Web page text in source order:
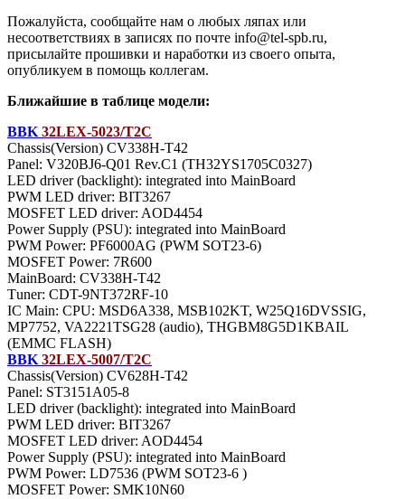
Пожалуйста, сообщайте нам о любых ляпах или
несоответствиях в записях по почте info@tel-spb.ru,
присылайте прошивки и наработки из своего опыта,
опубликуем в помощь коллегам.
Ближайшие в таблице модели:
BBK 32LEX-5023/T2C
Chassis(Version) CV338H-T42
Panel: V320BJ6-Q01 Rev.C1 (TH32YS1705C0327)
LED driver (backlight): integrated into MainBoard
PWM LED driver: BIT3267
MOSFET LED driver: AOD4454
Power Supply (PSU): integrated into MainBoard
PWM Power: PF6000AG (PWM SOT23-6)
MOSFET Power: 7R600
MainBoard: CV338H-T42
Тuner: CDT-9NT372RF-10
IC Main: CPU: MSD6A338, MSB102KT, W25Q16DVSSIG,
MP7752, VA2221TSG28 (audio), THGBM8G5D1KBAIL
(EMMC FLASH)
BBK 32LEX-5007/T2C
Chassis(Version) CV628H-T42
Panel: ST3151A05-8
LED driver (backlight): integrated into MainBoard
PWM LED driver: BIT3267
MOSFET LED driver: AOD4454
Power Supply (PSU): integrated into MainBoard
PWM Power: LD7536 (PWM SOT23-6 )
MOSFET Power: SMK10N60